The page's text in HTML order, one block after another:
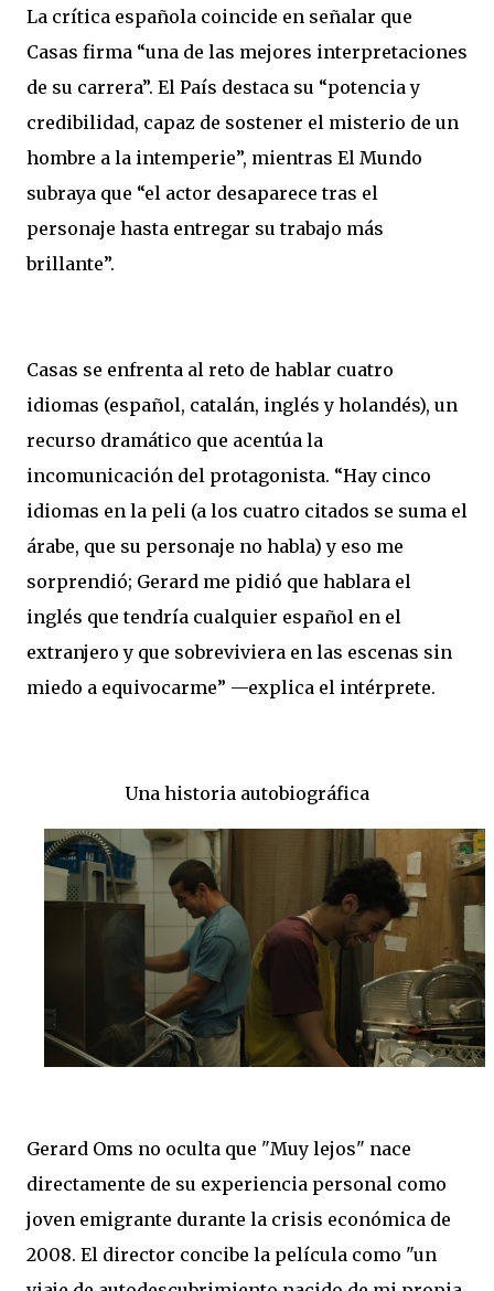
La crítica española coincide en señalar que
Casas firma “una de las mejores interpretaciones
de su carrera”. El País destaca su “potencia y
credibilidad, capaz de sostener el misterio de un
hombre a la intemperie”, mientras El Mundo
subraya que “el actor desaparece tras el
personaje hasta entregar su trabajo más
brillante”.
Casas se enfrenta al reto de hablar cuatro
idiomas (español, catalán, inglés y holandés), un
recurso dramático que acentúa la
incomunicación del protagonista. “Hay cinco
idiomas en la peli (a los cuatro citados se suma el
árabe, que su personaje no habla) y eso me
sorprendió; Gerard me pidió que hablara el
inglés que tendría cualquier español en el
extranjero y que sobreviviera en las escenas sin
miedo a equivocarme” —explica el intérprete.
Una historia autobiográfica
Gerard Oms no oculta que "Muy lejos" nace
directamente de su experiencia personal como
joven emigrante durante la crisis económica de
2008. El director concibe la película como "un